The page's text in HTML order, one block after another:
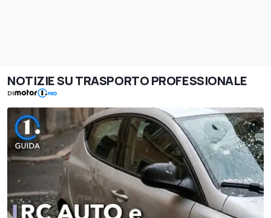
NOTIZIE SU TRASPORTO PROFESSIONALE
DI